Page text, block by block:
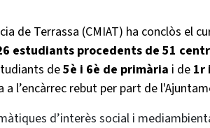
de Terrassa (CMIAT) ha conclòs el
estudiants procedents de 51
de5è i 6è de primària i de 1r
l’encàrrec rebut per part de
d’interès social i